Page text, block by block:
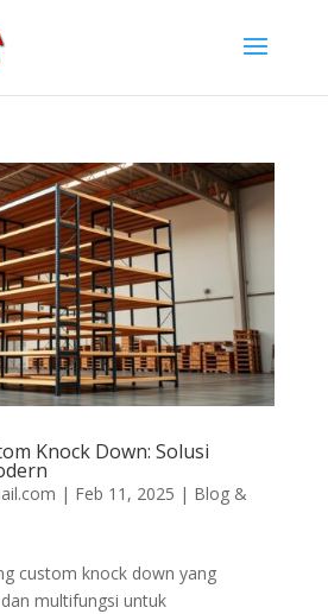
Knock Down: Solusi
| Feb 11, 2025 | Blog &
custom knock down yang
multifungsi untuk